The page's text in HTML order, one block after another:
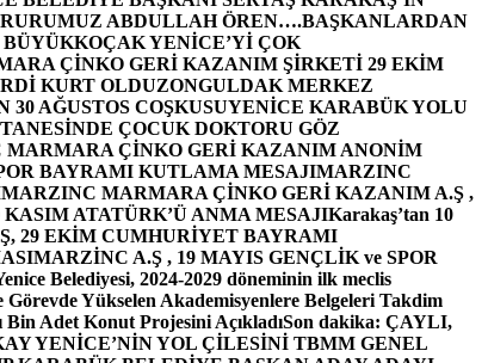
ABDULLAH ÖREN….BAŞKANLARDAN
YENİCE’Yİ ÇOK
ÇİNKO GERİ KAZANIM ŞİRKETİ 29 EKİM
KURT OLDUZONGULDAK MERKEZ
AĞUSTOS COŞKUSUYENİCE KARABÜK YOLU
ÇOCUK DOKTORU GÖZ
MARMARA ÇİNKO GERİ KAZANIM ANONİM
BAYRAMI KUTLAMA MESAJIMARZINC
MARZINC MARMARA ÇİNKO GERİ KAZANIM A.Ş ,
KASIM ATATÜRK’Ü ANMA MESAJIKarakaş’tan 10
29 EKİM CUMHURİYET BAYRAMI
MARZİNC A.Ş , 19 MAYIS GENÇLİK ve SPOR
Belediyesi, 2024-2029 döneminin ilk meclis
Görevde Yükselen Akademisyenlere Belgeleri Takdim
Adet Konut Projesini AçıkladıSon dakika: ÇAYLI,
YENİCE’NİN YOL ÇİLESİNİ TBMM GENEL